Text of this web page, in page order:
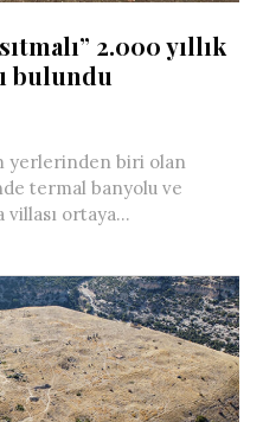
2.000 yıllık
bulundu
yerlerinden biri olan
termal banyolu ve
villası ortaya...